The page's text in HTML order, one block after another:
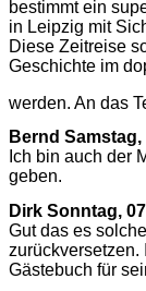
bestimmt ein
in Leipzig mit
Diese Zeitreise
Geschichte im
werden. An das
Bernd Samstag,
Ich bin auch der
geben.
Dirk Sonntag,
Gut das es
zurückversetzen.
Gästebuch für